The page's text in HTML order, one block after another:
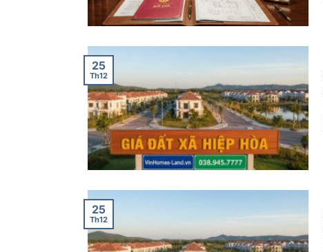
25
Th12
25
Th12